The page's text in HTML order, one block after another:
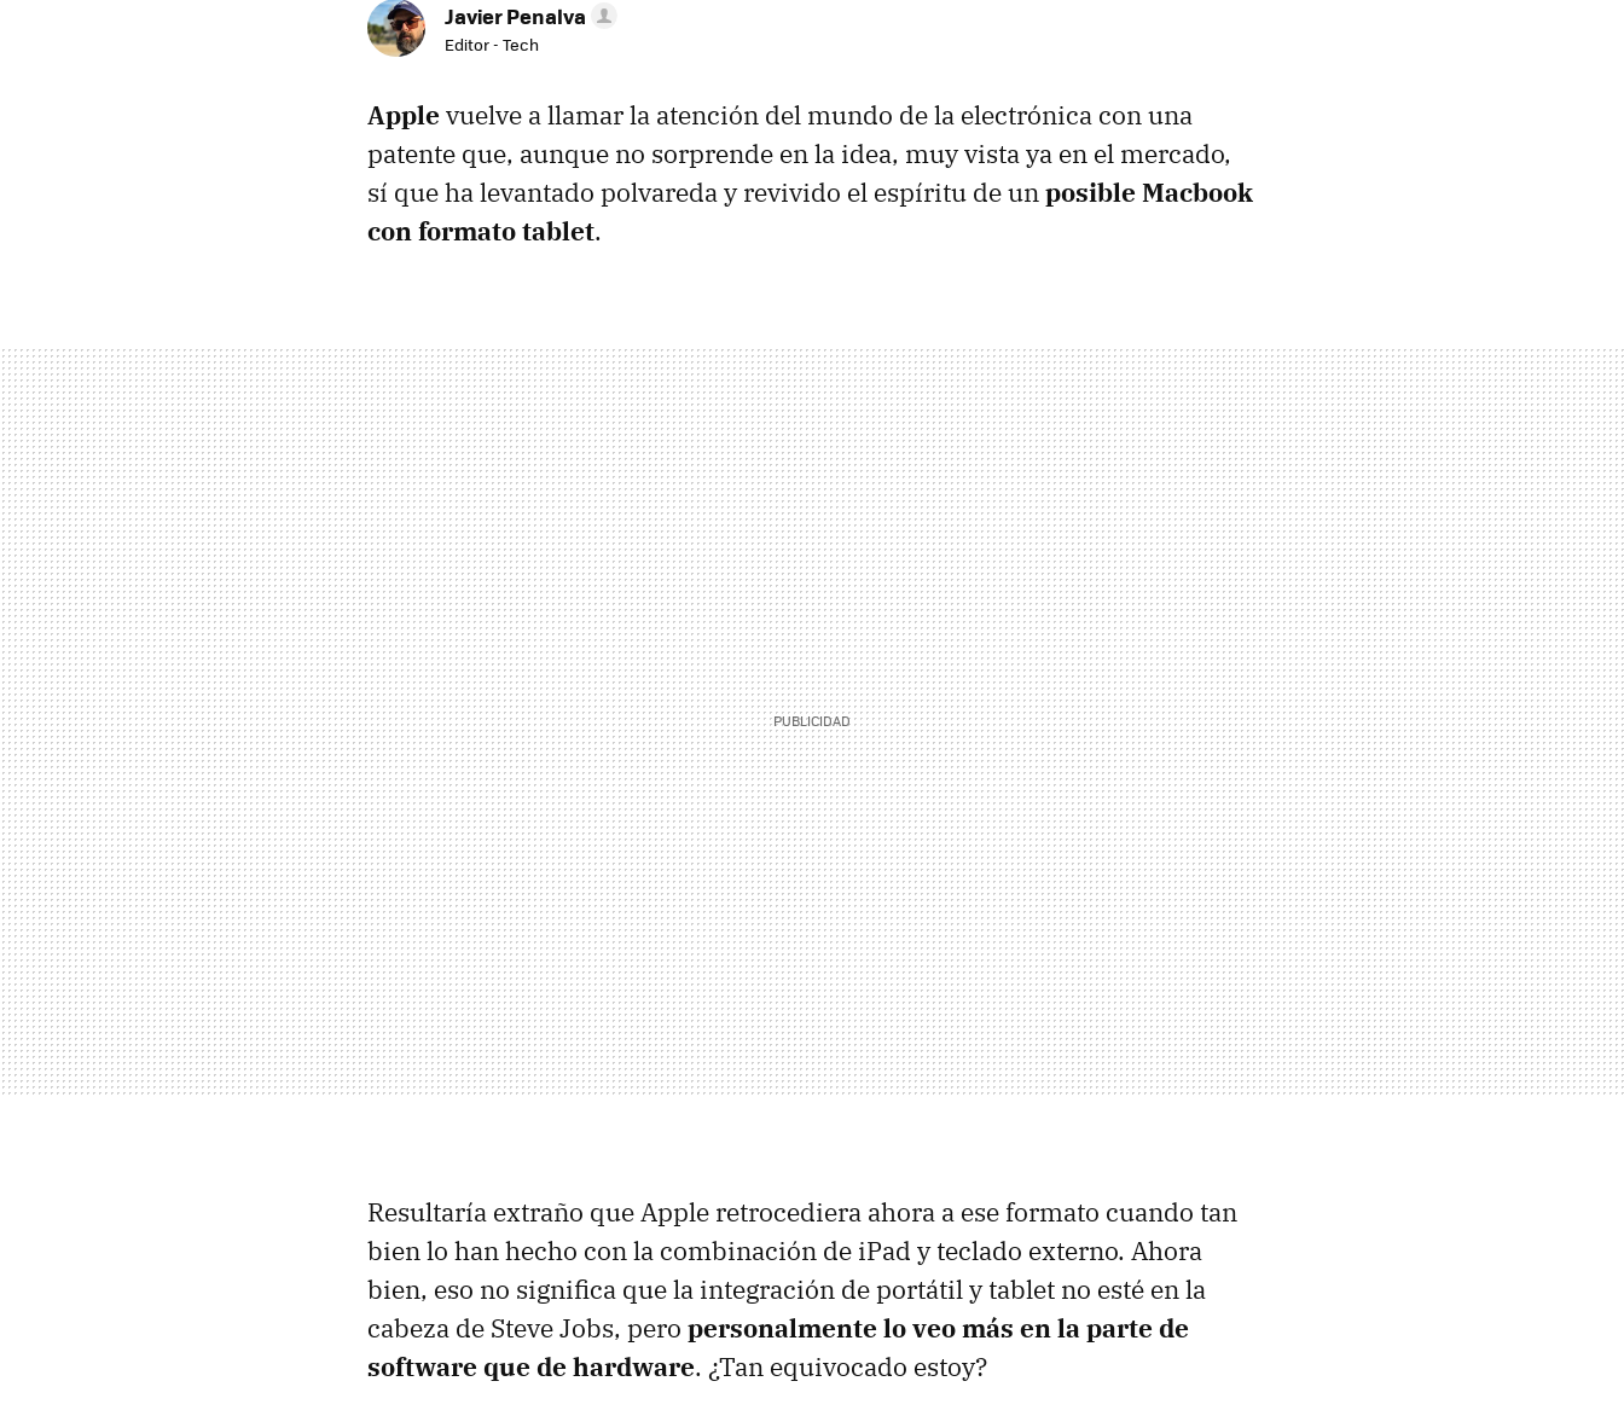
Javier Penalva
Editor - Tech
Apple vuelve a llamar la atención del mundo de la electrónica con una
patente que, aunque no sorprende en la idea, muy vista ya en el mercado,
sí que ha levantado polvareda y revivido el espíritu de unposible Macbook
con formato tablet.
Resultaría extraño que Apple retrocediera ahora a ese formato cuando tan
bien lo han hecho con la combinación de iPad y teclado externo. Ahora
bien, eso no significa que la integración de portátil y tablet no esté en la
cabeza de Steve Jobs, pero personalmente lo veo más en la parte de
software que de hardware. ¿Tan equivocado estoy?